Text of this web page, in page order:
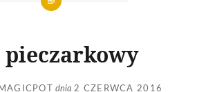
pieczarkowy
MAGICPOT dnia 2 CZERWCA 2016